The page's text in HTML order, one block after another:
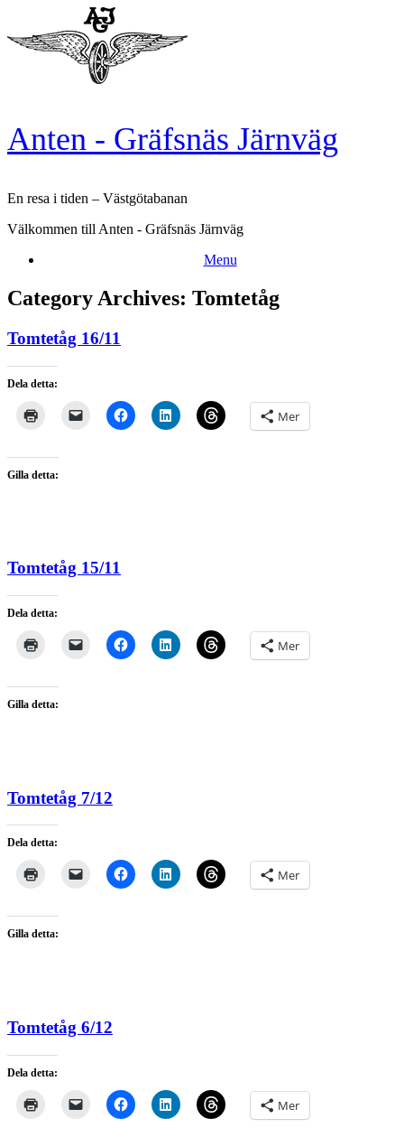
content
Anten - Gräfsnäs Järnväg
En resa i tiden – Västgötabanan
Välkommen till Anten - Gräfsnäs Järnväg
Menu
Category Archives: Tomtetåg
Tomtetåg 16/11
Dela detta:
Mer
Gilla detta:
Tomtetåg 15/11
Dela detta:
Mer
Gilla detta:
Tomtetåg 7/12
Dela detta:
Mer
Gilla detta:
Tomtetåg 6/12
Dela detta:
Mer